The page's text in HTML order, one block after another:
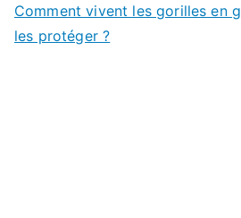
Comment vivent les gorilles en
les protéger ?